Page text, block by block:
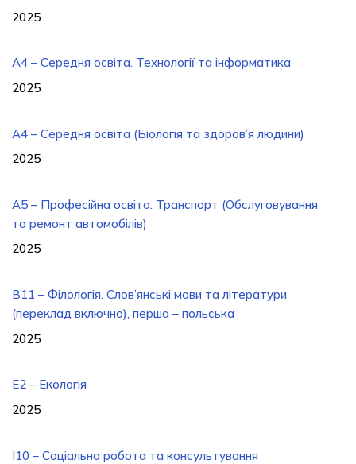
2025
A4 – Середня освіта. Технології та інформатика
2025
A4 – Середня освіта (Біологія та здоров’я людини)
2025
A5 – Професійна освіта. Транспорт (Обслуговування
та ремонт автомобілів)
2025
B11 – Філологія. Слов’янські мови та літератури
(переклад включно), перша – польська
2025
E2 – Екологія
2025
I10 – Соціальна робота та консультування